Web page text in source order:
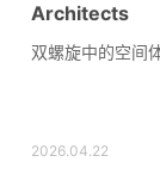
Architects
双螺旋中的空间
2026.04.22